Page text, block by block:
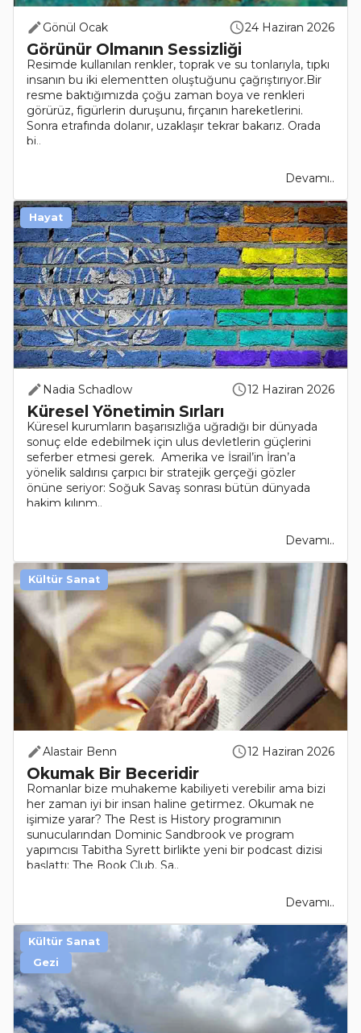
Gönül Ocak 24 Haziran 2026
Görünür Olmanın Sessizliği
Resimde kullanılan renkler, toprak ve su tonlarıyla, tıpkı
insanın bu iki elementten oluştuğunu çağrıştırıyor.Bir
resme baktığımızda çoğu zaman boya ve renkleri
görürüz, figürlerin duruşunu, fırçanın hareketlerini.
Sonra etrafında dolanır, uzaklaşır tekrar bakarız. Orada
bi..
Devamı..
Nadia Schadlow 12 Haziran 2026
Küresel Yönetimin Sırları
Küresel kurumların başarısızlığa uğradığı bir dünyada
sonuç elde edebilmek için ulus devletlerin güçlerini
seferber etmesi gerek. Amerika ve İsrail’in İran’a
yönelik saldırısı çarpıcı bir stratejik gerçeği gözler
önüne seriyor: Soğuk Savaş sonrası bütün dünyada
hakim kılınm..
Devamı..
Hayat
Alastair Benn 12 Haziran 2026
Okumak Bir Beceridir
Romanlar bize muhakeme kabiliyeti verebilir ama bizi
her zaman iyi bir insan haline getirmez. Okumak ne
işimize yarar? The Rest is History programının
sunucularından Dominic Sandbrook ve program
yapımcısı Tabitha Syrett birlikte yeni bir podcast dizisi
başlattı: The Book Club. Sa..
Devamı..
Kültür Sanat
Kültür Sanat
Gezi